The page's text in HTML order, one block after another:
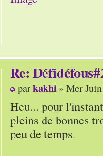
Re:
parkakhi » Mer
Heu... pour
pleins de bonnes
peu de temps.